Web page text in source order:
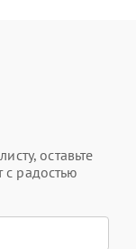
оставьте
радостью